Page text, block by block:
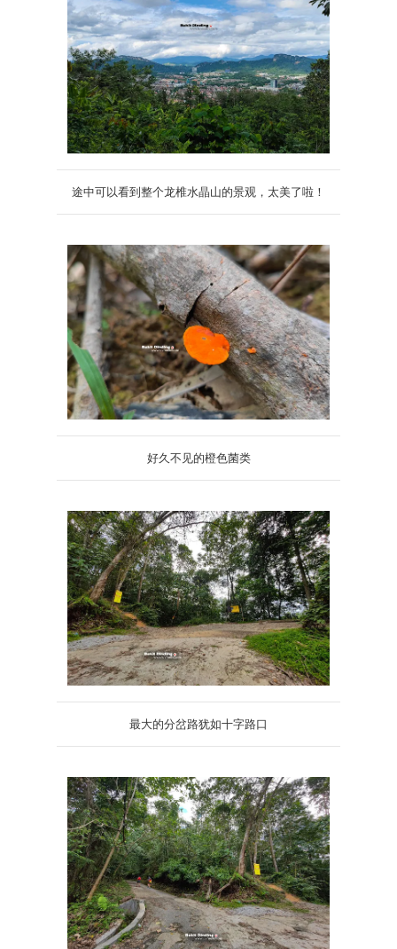
途中可以看到整个龙椎水晶山的景观，太美了啦！
好久不见的橙色菌类
最大的分岔路犹如十字路口